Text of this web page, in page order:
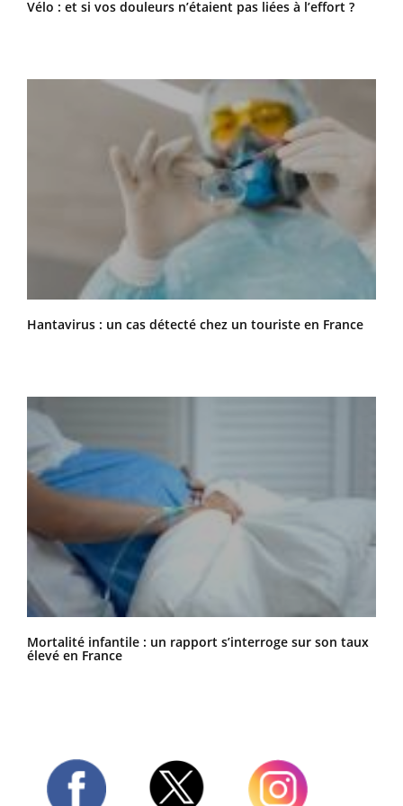
Vélo : et si vos douleurs n’étaient pas liées à l’effort ?
Hantavirus : un cas détecté chez un touriste en France
Mortalité infantile : un rapport s’interroge sur son taux
élevé en France